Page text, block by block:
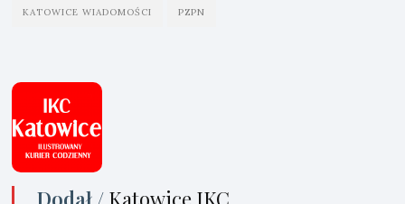
KATOWICE WIADOMOŚCI PZPN
Dodał / Katowice IKC